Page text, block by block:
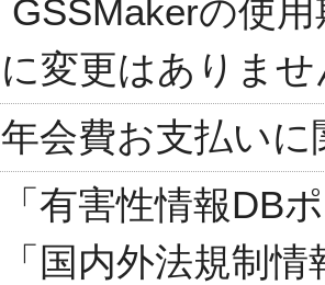
GSSMakerの使
に変更はありま
年会費お支払い
「有害性情報DB
「国内外法規制